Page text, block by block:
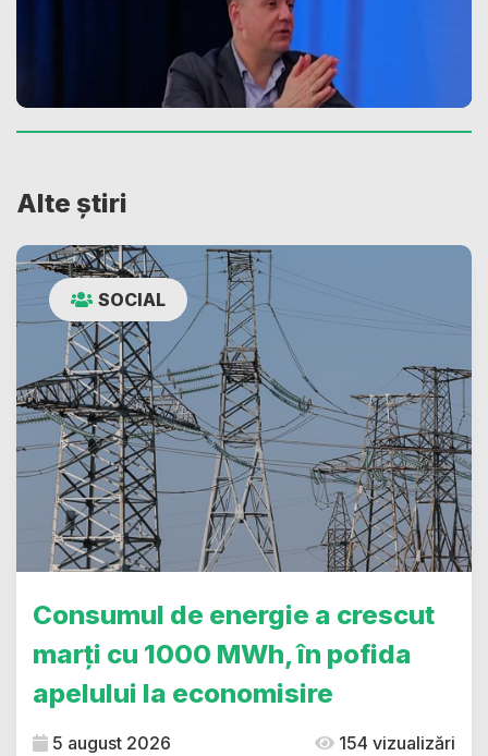
Alte știri
SOCIAL
Consumul de energie a crescut
marți cu 1000 MWh, în pofida
apelului la economisire
5 august 2026 154 vizualizări